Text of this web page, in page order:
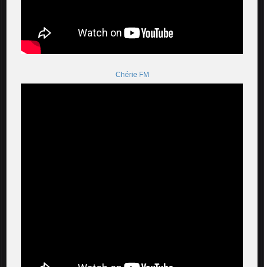
Chérie FM